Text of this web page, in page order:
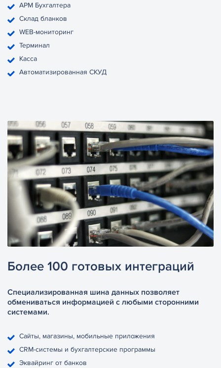
АРМ Бухгалтера
Склад бланков
WEB-мониторинг
Терминал
Касса
Автоматизированная СКУД
Более 100 готовых интеграций
Специализированная шина данных позволяет
обмениваться информацией с любыми сторонними
системами.
Сайты, магазины, мобильные приложения
CRM-системы и бухгалтерские программы
Эквайринг от банков